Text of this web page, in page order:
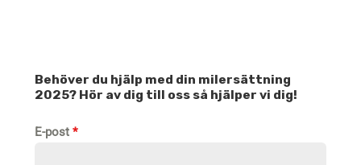
Behöver du hjälp med din milersättning
2025? Hör av dig till oss så hjälper vi dig!
E-post *